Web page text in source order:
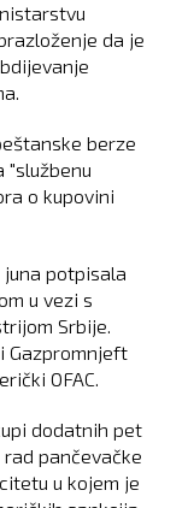
da je
berze
"službenu
o kupovini
potpisala
u vezi s
Srbije.
Gazpromnjeft
OFAC.
dodatnih pet
pančevačke
u kojem je